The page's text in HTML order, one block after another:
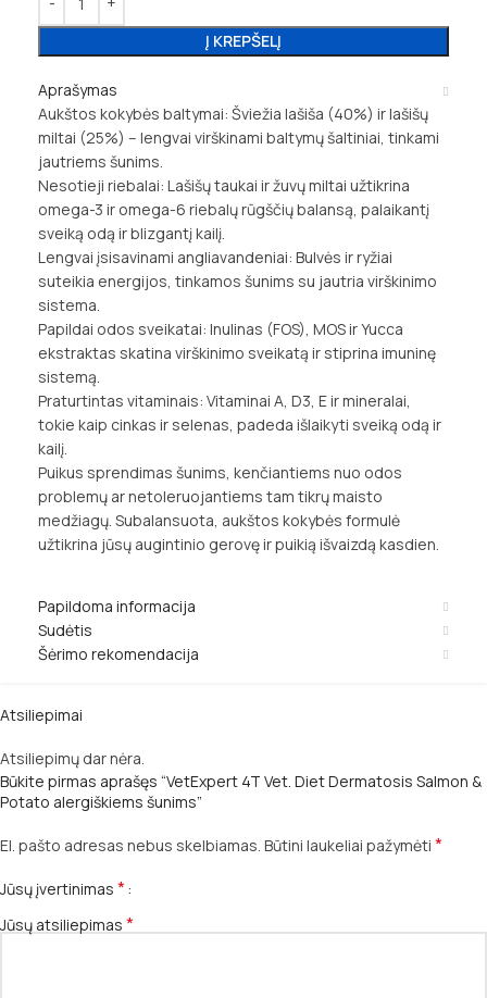
Į KREPŠELĮ
Aprašymas
Aukštos kokybės baltymai: Šviežia lašiša (40%) ir lašišų
miltai (25%) – lengvai virškinami baltymų šaltiniai, tinkami
jautriems šunims.
Nesotieji riebalai: Lašišų taukai ir žuvų miltai užtikrina
omega-3 ir omega-6 riebalų rūgščių balansą, palaikantį
sveiką odą ir blizgantį kailį.
Lengvai įsisavinami angliavandeniai: Bulvės ir ryžiai
suteikia energijos, tinkamos šunims su jautria virškinimo
sistema.
Papildai odos sveikatai: Inulinas (FOS), MOS ir Yucca
ekstraktas skatina virškinimo sveikatą ir stiprina imuninę
sistemą.
Praturtintas vitaminais: Vitaminai A, D3, E ir mineralai,
tokie kaip cinkas ir selenas, padeda išlaikyti sveiką odą ir
kailį.
Puikus sprendimas šunims, kenčiantiems nuo odos
problemų ar netoleruojantiems tam tikrų maisto
medžiagų. Subalansuota, aukštos kokybės formulė
užtikrina jūsų augintinio gerovę ir puikią išvaizdą kasdien.
Papildoma informacija
Sudėtis
Šėrimo rekomendacija
Atsiliepimai
Atsiliepimų dar nėra.
Būkite pirmas aprašęs “VetExpert 4T Vet. Diet Dermatosis Salmon &
Potato alergiškiems šunims”
El. pašto adresas nebus skelbiamas. Būtini laukeliai pažymėti *
Jūsų įvertinimas *
Jūsų atsiliepimas *